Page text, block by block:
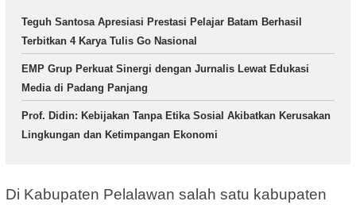
Teguh Santosa Apresiasi Prestasi Pelajar Batam Berhasil
Terbitkan 4 Karya Tulis Go Nasional
EMP Grup Perkuat Sinergi dengan Jurnalis Lewat Edukasi
Media di Padang Panjang
Prof. Didin: Kebijakan Tanpa Etika Sosial Akibatkan Kerusakan
Lingkungan dan Ketimpangan Ekonomi
Di Kabupaten Pelalawan salah satu kabupaten